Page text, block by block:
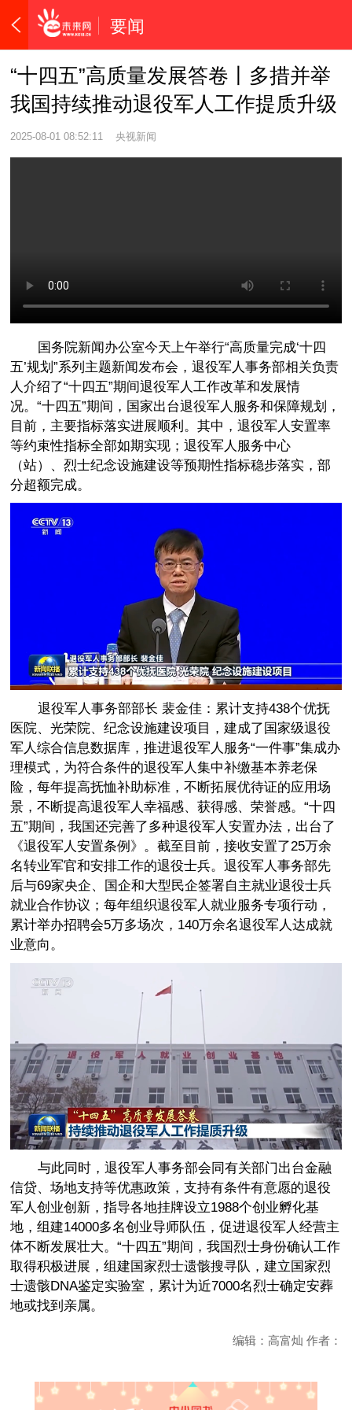
要闻
“十四五”高质量发展答卷丨多措并举
我国持续推动退役军人工作提质升级
2025-08-01 08:52:11 央视新闻
国务院新闻办公室今天上午举行“高质量完成‘十四
五’规划”系列主题新闻发布会，退役军人事务部相关负责
人介绍了“十四五”期间退役军人工作改革和发展情
况。“十四五”期间，国家出台退役军人服务和保障规划，
目前，主要指标落实进展顺利。其中，退役军人安置率
等约束性指标全部如期实现；退役军人服务中心
（站）、烈士纪念设施建设等预期性指标稳步落实，部
分超额完成。
退役军人事务部部长 裴金佳：累计支持438个优抚
医院、光荣院、纪念设施建设项目，建成了国家级退役
军人综合信息数据库，推进退役军人服务“一件事”集成办
理模式，为符合条件的退役军人集中补缴基本养老保
险，每年提高抚恤补助标准，不断拓展优待证的应用场
景，不断提高退役军人幸福感、获得感、荣誉感。“十四
五”期间，我国还完善了多种退役军人安置办法，出台了
《退役军人安置条例》。截至目前，接收安置了25万余
名转业军官和安排工作的退役士兵。退役军人事务部先
后与69家央企、国企和大型民企签署自主就业退役士兵
就业合作协议；每年组织退役军人就业服务专项行动，
累计举办招聘会5万多场次，140万余名退役军人达成就
业意向。
与此同时，退役军人事务部会同有关部门出台金融
信贷、场地支持等优惠政策，支持有条件有意愿的退役
军人创业创新，指导各地挂牌设立1988个创业孵化基
地，组建14000多名创业导师队伍，促进退役军人经营主
体不断发展壮大。“十四五”期间，我国烈士身份确认工作
取得积极进展，组建国家烈士遗骸搜寻队，建立国家烈
士遗骸DNA鉴定实验室，累计为近7000名烈士确定安葬
地或找到亲属。
编辑：高富灿 作者：